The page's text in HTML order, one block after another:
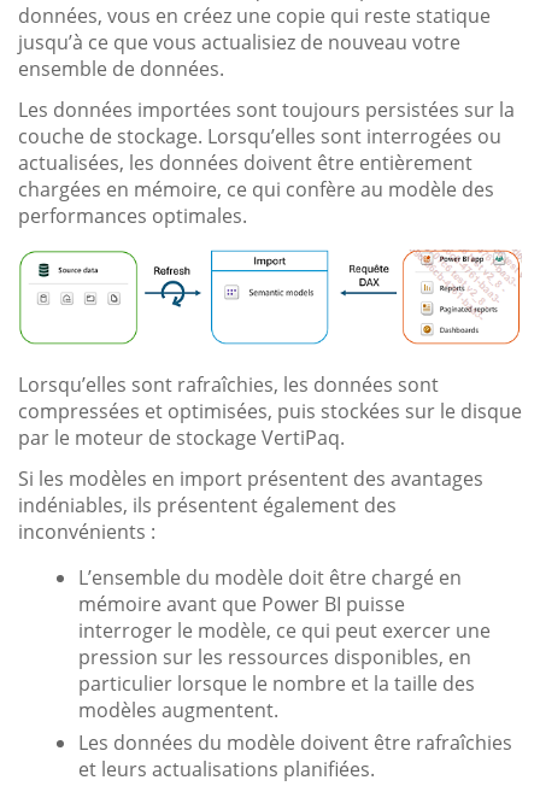
données, vous en créez une copie qui reste statique
jusqu’à ce que vous actualisiez de nouveau votre
ensemble de données.
Les données importées sont toujours persistées sur la
couche de stockage. Lorsqu’elles sont interrogées ou
actualisées, les données doivent être entièrement
chargées en mémoire, ce qui confère au modèle des
performances optimales.
Lorsqu’elles sont rafraîchies, les données sont
compressées et optimisées, puis stockées sur le disque
par le moteur de stockage VertiPaq.
Si les modèles en import présentent des avantages
indéniables, ils présentent également des
inconvénients :
L’ensemble du modèle doit être chargé en
mémoire avant que Power BI puisse
interroger le modèle, ce qui peut exercer une
pression sur les ressources disponibles, en
particulier lorsque le nombre et la taille des
modèles augmentent.
Les données du modèle doivent être rafraîchies
et leurs actualisations planifiées.